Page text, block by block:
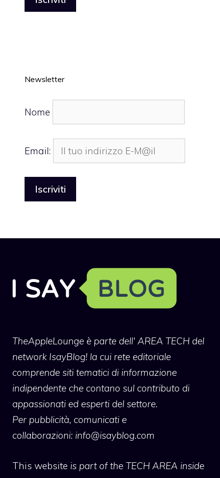
Newsletter
Nome
Email:
TheAppleLounge è parte dell' AREA TECH del
network IsayBlog! la cui rete editoriale
comprende siti tematici di informazione
indipendente che contano sul contributo di
appassionati ed esperti del settore.
Per pubblicità, comunicati e
collaborazioni: info@isayblog.com
This website is part of the TECH AREA inside